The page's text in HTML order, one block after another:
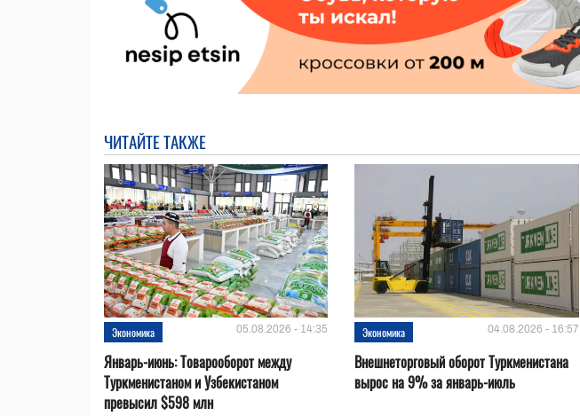
ЧИТАЙТЕ ТАКЖЕ
Экономика 05.08.2026 - 14:35
Январь-июнь: Товарооборот между
Туркменистаном и Узбекистаном
превысил $598 млн
Экономика 04.08.2026 - 16:57
Внешнеторговый оборот Туркменистана
вырос на 9% за январь-июль